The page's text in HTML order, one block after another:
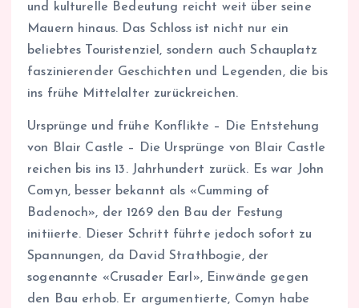
und kulturelle Bedeutung reicht weit über seine
Mauern hinaus. Das Schloss ist nicht nur ein
beliebtes Touristenziel, sondern auch Schauplatz
faszinierender Geschichten und Legenden, die bis
ins frühe Mittelalter zurückreichen.
Ursprünge und frühe Konflikte – Die Entstehung
von Blair Castle – Die Ursprünge von Blair Castle
reichen bis ins 13. Jahrhundert zurück. Es war John
Comyn, besser bekannt als «Cumming of
Badenoch», der 1269 den Bau der Festung
initiierte. Dieser Schritt führte jedoch sofort zu
Spannungen, da David Strathbogie, der
sogenannte «Crusader Earl», Einwände gegen
den Bau erhob. Er argumentierte, Comyn habe